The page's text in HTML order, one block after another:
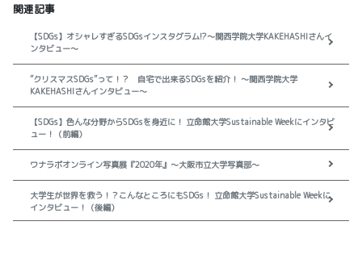
関連記事
【SDGs】オシャレすぎるSDGsインスタグラム!?～関西学院大学KAKEHASHIさんイ
ンタビュー～
”クリスマスSDGs”って！？ 自宅で出来るSDGsを紹介！ ～関西学院大学
KAKEHASHIさんインタビュー～
【SDGs】色んな分野からSDGsを身近に！ 立命館大学Sustainable Weekにインタビ
ュー！（前編）
ワナラボオンライン写真展『2020年』～大阪市立大学写真部～
大学生が世界を救う！？こんなところにもSDGs！ 立命館大学Sustainable Weekに
インタビュー！（後編）